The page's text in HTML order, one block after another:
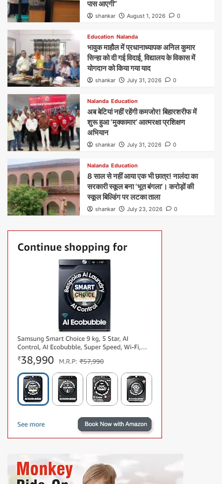
पास आएगी”
shankar August 1, 2026 0
Education Nalanda
भावुक माहौल में प्रधानाध्यापक अनिल कुमार
सिन्हा को दी गई विदाई, विद्यालय के विकास में
योगदान को किया गया याद
shankar July 31, 2026 0
Nalanda Education
अब बेटियां नहीं रहेंगी कमजोर! बिहारशरीफ में
शुरू हुआ ‘मुक्कामार’ आत्मरक्षा प्रशिक्षण
अभियान
shankar July 31, 2026 0
Nalanda Education
8 साल से नहीं आया एक भी छात्र! नालंदा का
सरकारी स्कूल बना ‘भूत बंगला’। करोड़ों की
स्कूल बिल्डिंग पर लटका ताला
shankar July 23, 2026 0